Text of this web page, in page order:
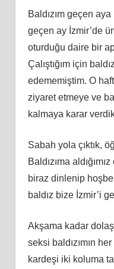
Baldızım geçen
geçen ay İzmir’de
oturduğu daire bir
Çalıştığım için
edememiştim. O
ziyaret etmeye ve
kalmaya karar
Sabah yola çıktık,
Baldızıma
biraz dinlenip
baldız bize İzmir’i
Akşama kadar
seksi baldızımın
kardeşi iki koluma